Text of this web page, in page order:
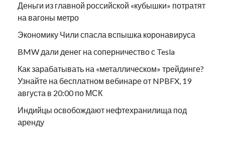
Деньги из главной российской «кубышки» потратят
на вагоны метро
Экономику Чили спасла вспышка коронавируса
BMW дали денег на соперничество с Tesla
Как зарабатывать на «металлическом» трейдинге?
Узнайте на бесплатном вебинаре от NPBFX, 19
августа в 20:00 по МСК
Индийцы освобождают нефтехранилища под
аренду